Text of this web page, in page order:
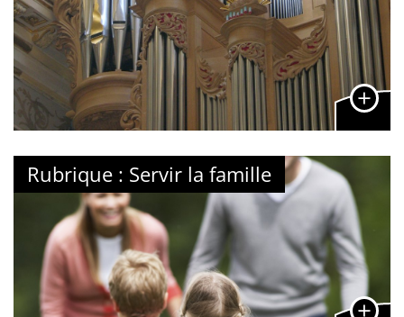
Rubrique : Servir la famille